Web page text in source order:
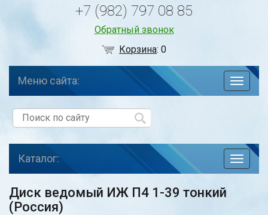
+7 (982) 797 08 85
Обратный звонок
Корзина:0
по
Меню сайта:
toggle
Каталог:
Диск ведомый ИЖ П4 1-39 тонкий
(Россия)